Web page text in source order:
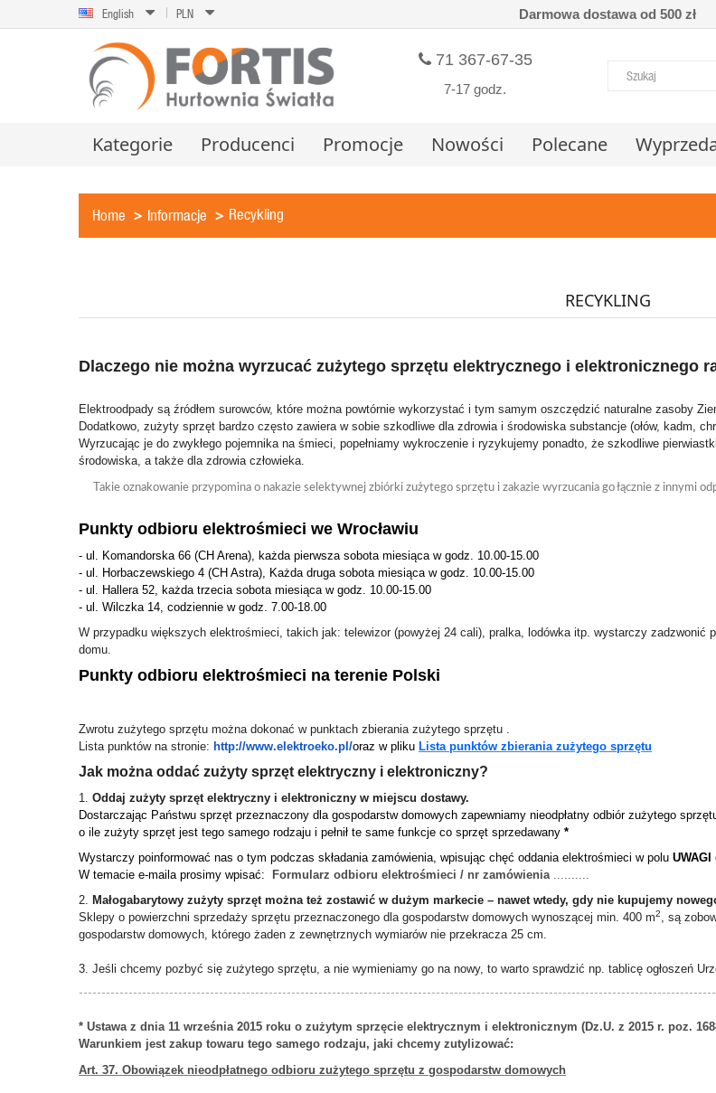
English PLN Darmowa dostawa od 500 zł
71 367-67-35
7-17 godz.
Kategorie Producenci Promocje Nowości Polecane
Home Informacje Recykling
RECYKLING
Dlaczego nie można wyrzucać zużytego sprzętu elektrycznego i elektronicznego
Elektroodpady są źródłem surowców, które można powtórnie wykorzystać i tym samym oszczędzić naturalne zasoby
Dodatkowo, zużyty sprzęt bardzo często zawiera w sobie szkodliwe dla zdrowia i środowiska substancje (ołów, kadm,
Wyrzucając je do zwykłego pojemnika na śmieci, popełniamy wykroczenie i ryzykujemy ponadto, że szkodliwe
środowiska, a także dla zdrowia człowieka.
Takie oznakowanie przypomina o nakazie selektywnej zbiórki zużytego sprzętu i zakazie wyrzucania go łącznie z innymi
Punkty odbioru elektrośmieci we Wrocławiu
- ul. Komandorska 66 (CH Arena), każda pierwsza sobota miesiąca w godz. 10.00-15.00
- ul. Horbaczewskiego 4 (CH Astra), Każda druga sobota miesiąca w godz. 10.00-15.00
- ul. Hallera 52, każda trzecia sobota miesiąca w godz. 10.00-15.00
- ul. Wilczka 14, codziennie w godz. 7.00-18.00
W przypadku większych elektrośmieci, takich jak: telewizor (powyżej 24 cali), pralka, lodówka itp. wystarczy zadzwonić
domu.
Punkty odbioru elektrośmieci na terenie Polski
Zwrotu zużytego sprzętu można dokonać w punktach zbierania zużytego sprzętu .
Listapunktów na stronie: http://www.elektroeko.pl/oraz w pliku Lista punktów zbierania zużytego sprzętu
Jak można oddać zużyty sprzęt elektryczny i elektroniczny?
1. Oddaj zużyty sprzęt elektryczny i elektroniczny w miejscu dostawy.
Dostarczając Państwu sprzęt przeznaczony dla gospodarstw domowych zapewniamy nieodpłatny odbiór zużytego
o ile zużyty sprzęt jest tego samego rodzaju i pełnił te same funkcje co sprzęt sprzedawany *
Wystarczy poinformować nas o tym podczas składania zamówienia, wpisując chęć oddania elektrośmieci w polu UWAGI
W temacie e-maila prosimy wpisać:
Formularz odbioru elektrośmieci / nr zamówienia ..........
2. Małogabarytowy zużyty sprzęt można też zostawić w dużym markecie – nawet wtedy, gdy nie kupujemy
Sklepy o powierzchni sprzedaży sprzętu przeznaczonego dla gospodarstw domowych wynoszącej min. 400 m2, są
gospodarstw domowych, którego żaden z zewnętrznych wymiarów nie przekracza 25 cm.
3. Jeśli chcemy pozbyć się zużytego sprzętu, a nie wymieniamy go na nowy, to warto sprawdzić np. tablicę ogłoszeń
* Ustawa z dnia 11 września 2015 roku o zużytym sprzęcie elektrycznym i elektronicznym (Dz.U. z 2015 r. poz.
Warunkiem jest zakup towaru tego samego rodzaju, jaki chcemy zutylizować:
Art. 37. Obowiązek nieodpłatnego odbioru zużytego sprzętu z gospodarstw domowych